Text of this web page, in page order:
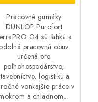
Pracovné gumáky
DUNLOP Purofort
O4 sú ľahká a
odolná pracovná obuv
určená pre
poľnohospodárstvo,
logistiku a
vonkajšie práce v
a chladnom...